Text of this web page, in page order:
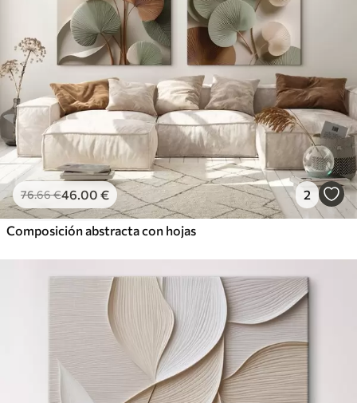
76.66€46.00 € 2
Composición abstracta con hojas